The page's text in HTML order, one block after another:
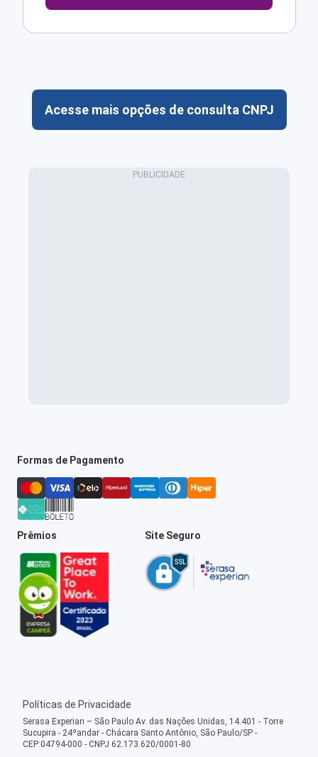
Acesse mais opções de consulta CNPJ
Formas de Pagamento
Prêmios Site Seguro
Políticas de Privacidade
Serasa Experian – São Paulo Av. das Nações Unidas, 14.401 - Torre
Sucupira - 24ºandar - Chácara Santo Antônio, São Paulo/SP -
CEP:04794-000 - CNPJ 62.173.620/0001-80